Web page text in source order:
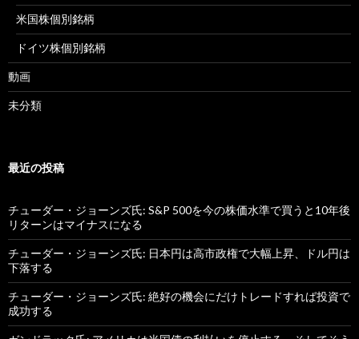
米国株個別銘柄
ドイツ株個別銘柄
動画
未分類
最近の投稿
チューダー・ジョーンズ氏: S&P 500を今の株価水準で買うと10年後
リターンはマイナスになる
チューダー・ジョーンズ氏: 日本円は高市政権で大幅上昇、ドル円は
下落する
チューダー・ジョーンズ氏: 絶好の機会にだけトレードすれば投資で
成功する